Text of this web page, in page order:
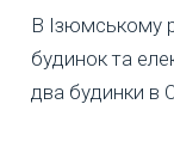
В Ізюмському
будинок та
два будинки в